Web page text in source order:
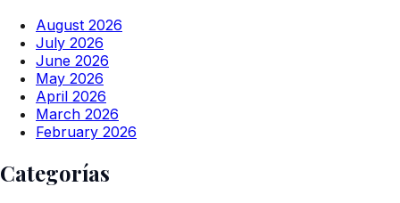
August 2026
July 2026
June 2026
May 2026
April 2026
March 2026
February 2026
Categorías